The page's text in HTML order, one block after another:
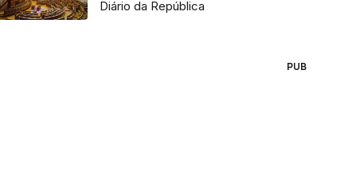
Diário da República
PUB